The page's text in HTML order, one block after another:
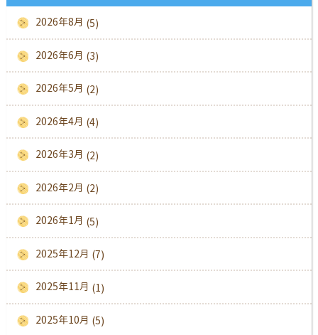
2026年8月 (5)
2026年6月 (3)
2026年5月 (2)
2026年4月 (4)
2026年3月 (2)
2026年2月 (2)
2026年1月 (5)
2025年12月 (7)
2025年11月 (1)
2025年10月 (5)